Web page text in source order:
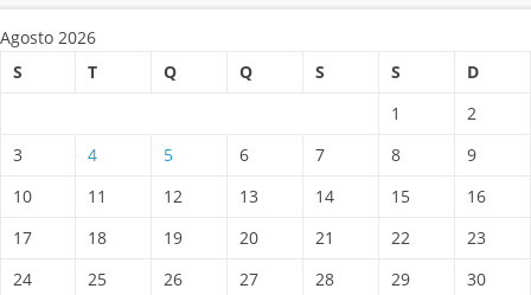
Agosto 2026
S
T Q Q S S
D
1
2
3
4 5 6 7 8
9
10
11 12 13 14 15
16
17
18 19 20 21 22
23
24
25 26 27 28 29
30